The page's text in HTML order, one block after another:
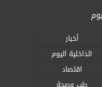
أخبار
الداخلية اليوم
اقتصاد